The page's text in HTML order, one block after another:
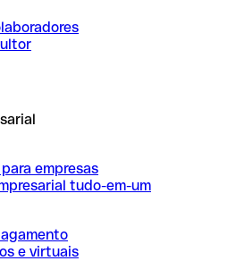
empresas
tudo-em-um
e virtuais